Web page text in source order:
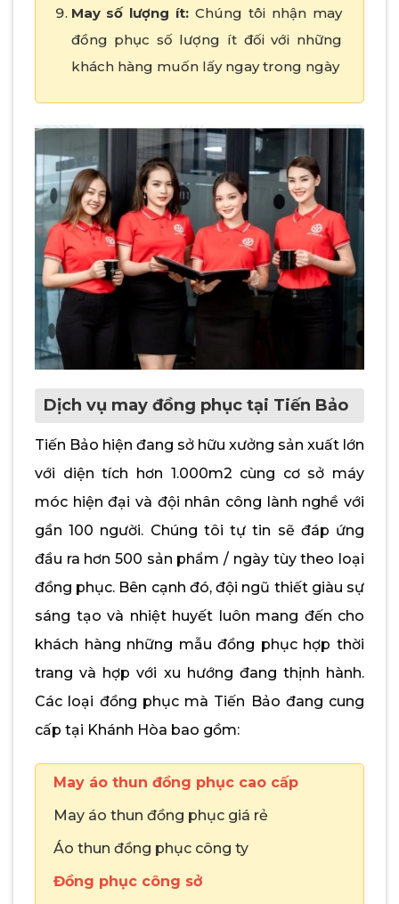
May số lượng ít: Chúng tôi nhận may
đồng phục số lượng ít đối với những
khách hàng muốn lấy ngay trong ngày
Dịch vụ may đồng phục tại Tiến Bảo
Tiến Bảo hiện đang sở hữu xưởng sản xuất lớn
với diện tích hơn 1.000m2 cùng cơ sở máy
móc hiện đại và đội nhân công lành nghề với
gần 100 người. Chúng tôi tự tin sẽ đáp ứng
đầu ra hơn 500 sản phẩm / ngày tùy theo loại
đồng phục. Bên cạnh đó, đội ngũ thiết giàu sự
sáng tạo và nhiệt huyết luôn mang đến cho
khách hàng những mẫu đồng phục hợp thời
trang và hợp với xu hướng đang thịnh hành.
Các loại đồng phục mà Tiến Bảo đang cung
cấp tại Khánh Hòa bao gồm:
May áo thun đồng phục cao cấp
May áo thun đồng phục giá rẻ
Áo thun đồng phục công ty
Đồng phục công sở